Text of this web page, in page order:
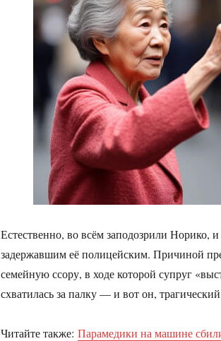
Естественно, во всём заподозрили Норико, и
задержавшим её полицейским. Причиной
семейную ссору, в ходе которой супруг
схватилась за палку — и вот он,
Читайте также: Парамедики на машине